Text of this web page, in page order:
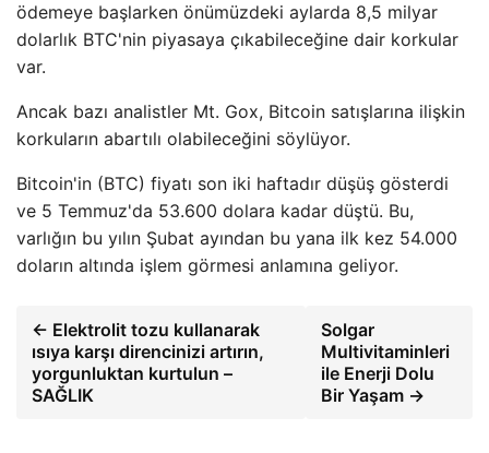
ödemeye başlarken önümüzdeki aylarda 8,5 milyar
dolarlık BTC'nin piyasaya çıkabileceğine dair korkular
var.
Ancak bazı analistler Mt. Gox, Bitcoin satışlarına ilişkin
korkuların abartılı olabileceğini söylüyor.
Bitcoin'in (BTC) fiyatı son iki haftadır düşüş gösterdi
ve 5 Temmuz'da 53.600 dolara kadar düştü. Bu,
varlığın bu yılın Şubat ayından bu yana ilk kez 54.000
doların altında işlem görmesi anlamına geliyor.
← Elektrolit tozu kullanarak
ısıya karşı direncinizi artırın,
yorgunluktan kurtulun –
SAĞLIK
Solgar
Multivitaminleri
ile Enerji Dolu
Bir Yaşam →